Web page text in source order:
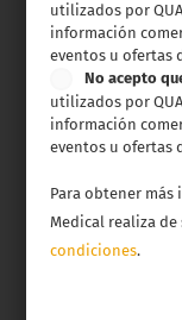
de
datos
personales
utilizados por
información
eventos u ofertas
No acepto
utilizados por
información
eventos u ofertas
Para obtener
Medical realiza
condiciones.